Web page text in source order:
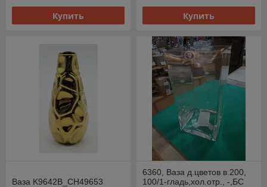
Купить Купить
Ваза K9642B_CH49653
6360, Ваза д.цветов в.200,
100/1-гладь,хол.отр., -,БС